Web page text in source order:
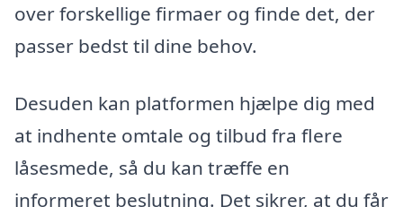
over forskellige firmaer og finde det, der
passer bedst til dine behov.
Desuden kan platformen hjælpe dig med
at indhente omtale og tilbud fra flere
låsesmede, så du kan træffe en
informeret beslutning. Det sikrer, at du får